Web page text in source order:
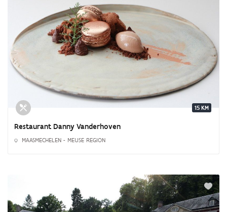
15 KM
Restaurant Danny Vanderhoven
MAASMECHELEN - MEUSE REGION